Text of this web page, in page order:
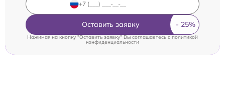
Оставить заявку
Нажимая на кнопку "Оставить заявку" Вы соглашаетесь cполитикой
конфиденциальности